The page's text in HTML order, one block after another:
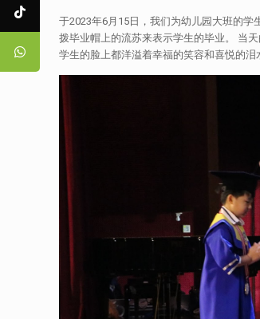
于2023年6月15日，我们为幼儿园大班的
拨毕业帽上的流苏来表示学生的毕业。 当
学生的脸上都洋溢着幸福的笑容和喜悦的